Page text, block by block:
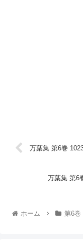
万葉集 第6巻
万葉集 第6
ホーム 第6巻